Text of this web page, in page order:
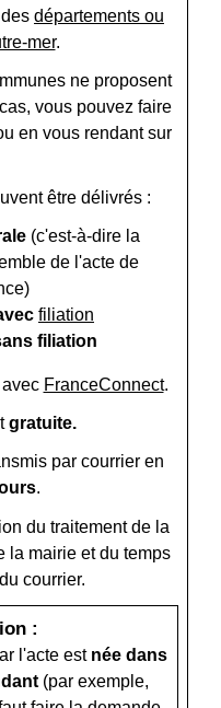
départements ou
mer.
ne proposent
vous pouvez faire
en vous rendant sur
être délivrés :
(c'est-à-dire la
de l'acte de
filiation
filiation
FranceConnect.
gratuite.
par courrier en
.
du traitement de la
la mairie et du temps
courrier.
:
l'acte est née dans
(par exemple,